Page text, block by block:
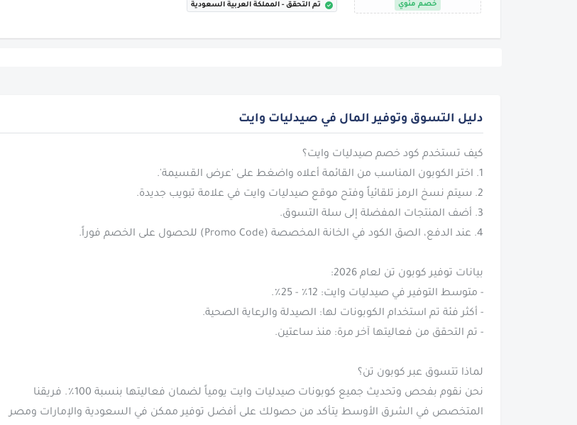
خصم مئوي تم التحقق - المملكة العربية السعودية
دليل التسوق وتوفير المال في صيدليات وايت
نحن نقوم بفحص وتحديث جميع كوبونات صيدليات وايت يومياً لضمان فعاليتها بنسبة 100٪. فريقنا
المتخصص في الشرق الأوسط يتأكد من حصولك على أفضل توفير ممكن في السعودية والإمارات ومصر